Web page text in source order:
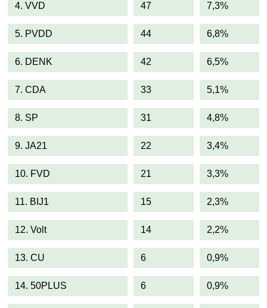
4. VVD 47 7,3%
5. PVDD 44 6,8%
6. DENK 42 6,5%
7. CDA 33 5,1%
8. SP 31 4,8%
9. JA21 22 3,4%
10. FVD 21 3,3%
11. BIJ1 15 2,3%
12. Volt 14 2,2%
13. CU 6 0,9%
14. 50PLUS 6 0,9%